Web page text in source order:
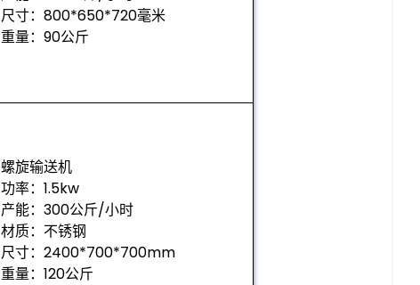
尺寸：800*650*720毫米
重量：90公斤
螺旋输送机
功率：1.5kw
产能：300公斤/小时
材质：不锈钢
尺寸：2400*700*700mm
重量：120公斤